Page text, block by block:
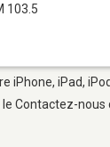
103.5
iPhone, iPad,
Contactez-